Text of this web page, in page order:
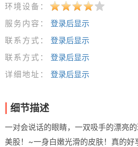
环境设备：
服务内容：
登录后显示
联系方式：
登录后显示
联系方式：
登录后显示
详细地址：
登录后显示
细节描述
一对会说话的眼睛，一双吸手的漂亮
美股！~一身白嫩光滑的皮肤！真的好